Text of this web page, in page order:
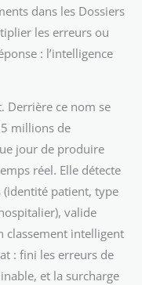
dans les Dossiers
les erreurs ou
: l’intelligence
Derrière ce nom se
millions de
jour de produire
réel. Elle détecte
(identité patient, type
valide
classement intelligent
: fini les erreurs de
et la surcharge